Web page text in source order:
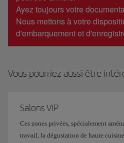
Ayez toujours votre
Nous mettons à votre
d'embarquement et
Vous pourriez aussi être
Salons VIP
Ces zones privées, spécialement
travail, la dégustation de haute